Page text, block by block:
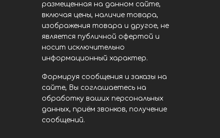
размещенная на данном сайте,
включая цены, наличие товара,
изображения товара и другое, не
является публичной офертой и
носит исключительно
информационный характер.
Формируя сообщения и заказы на
сайте, Вы соглашаетесь на
обработку ваших персональных
данных, приём звонков, получение
сообщений.